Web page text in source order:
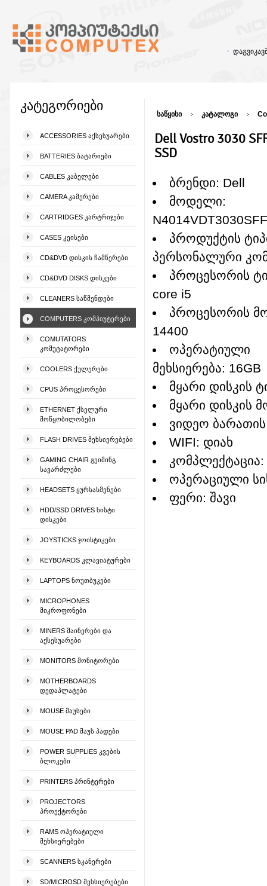
კატეგორიები
ACCESSORIES ᲐᲥᲡᲔᲡᲣᲐᲠᲔᲑᲘ
BATTERIES ᲑᲐᲢᲐᲠᲘᲔᲑᲘ
CABLES ᲙᲐᲑᲔᲚᲔᲑᲘ
CAMERA ᲙᲐᲛᲔᲠᲔᲑᲘ
CARTRIDGES ᲙᲐᲠᲢᲠᲘᲯᲔᲑᲘ
CASES ᲙᲔᲘᲡᲔᲑᲘ
CD&DVD ᲓᲘᲡᲙᲘᲡ ᲩᲐᲛᲬᲔᲠᲔᲑᲘ
CD&DVD DISKS ᲓᲘᲡᲙᲔᲑᲘ
CLEANERS ᲡᲐᲬᲛᲔᲜᲓᲔᲑᲘ
COMPUTERS ᲙᲝᲛᲞᲘᲣᲢᲔᲠᲔᲑᲘ
COMUTATORS
ᲙᲝᲛᲣᲢᲐᲢᲝᲠᲔᲑᲘ
COOLERS ᲥᲣᲚᲔᲠᲔᲑᲘ
CPUS ᲞᲠᲝᲪᲔᲡᲝᲠᲔᲑᲘ
ETHERNET ᲥᲡᲔᲚᲣᲠᲘ
ᲛᲝᲬᲧᲝᲑᲘᲚᲝᲑᲔᲑᲘ
FLASH DRIVES ᲛᲔᲮᲡᲘᲔᲠᲔᲑᲔᲑᲘ
GAMING CHAIR ᲒᲔᲘᲛᲘᲜᲒ
ᲡᲐᲕᲐᲠᲫᲚᲔᲑᲘ
HEADSETS ᲧᲣᲠᲡᲐᲡᲛᲔᲜᲔᲑᲘ
HDD/SSD DRIVES ᲮᲘᲡᲢᲘ
ᲓᲘᲡᲙᲔᲑᲘ
JOYSTICKS ᲯᲝᲘᲡᲢᲘᲙᲔᲑᲘ
KEYBOARDS ᲙᲚᲐᲕᲘᲐᲢᲣᲠᲔᲑᲘ
LAPTOPS ᲜᲝᲣᲗᲑᲣᲙᲔᲑᲘ
MICROPHONES
ᲛᲘᲙᲠᲝᲤᲝᲜᲔᲑᲘ
MINERS ᲛᲐᲘᲜᲔᲠᲔᲑᲘ ᲓᲐ
ᲐᲥᲡᲔᲡᲣᲐᲠᲔᲑᲘ
MONITORS ᲛᲝᲜᲘᲢᲝᲠᲔᲑᲘ
MOTHERBOARDS
ᲓᲔᲓᲐᲞᲚᲐᲢᲔᲑᲘ
MOUSE ᲛᲐᲣᲡᲔᲑᲘ
MOUSE PAD ᲛᲐᲣᲡ ᲞᲐᲓᲔᲑᲘ
POWER SUPPLIES ᲙᲕᲔᲑᲘᲡ
ᲑᲚᲝᲙᲔᲑᲘ
PRINTERS ᲞᲠᲘᲜᲢᲔᲠᲔᲑᲘ
PROJECTORS
ᲞᲠᲝᲔᲥᲢᲝᲠᲔᲑᲘ
RAMS ᲝᲞᲔᲠᲐᲢᲘᲣᲚᲘ
ᲛᲔᲮᲡᲘᲔᲠᲔᲑᲔᲑᲘ
SCANNERS ᲡᲙᲐᲜᲔᲠᲔᲑᲘ
SD/MICROSD ᲛᲔᲮᲡᲘᲔᲠᲔᲑᲔᲑᲘ
საწყისი კატალოგი
Dell Vostro 3030
SSD
ბრენდი: Dell
მოდელი:
პროდუქტის
პერსონალური
პროცესორის
core i5
პროცესორის
14400
ოპერატიული
მეხსიერება: 16GB
მყარი დისკის
მყარი დისკის
ვიდეო
WIFI: დიახ
ოპერაციული
ფერი: შავი